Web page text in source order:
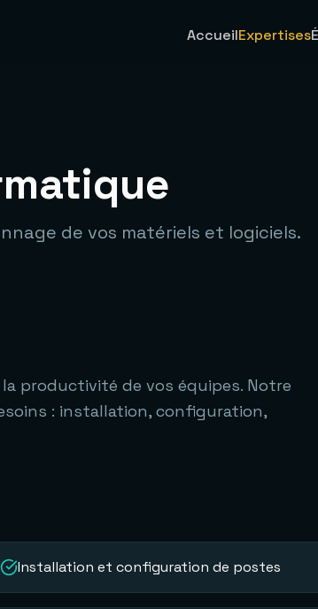
AccueilExpertises
de vos matériels et logiciels.
productivité de vos équipes. Notre
: installation, configuration,
Installation et configuration de postes